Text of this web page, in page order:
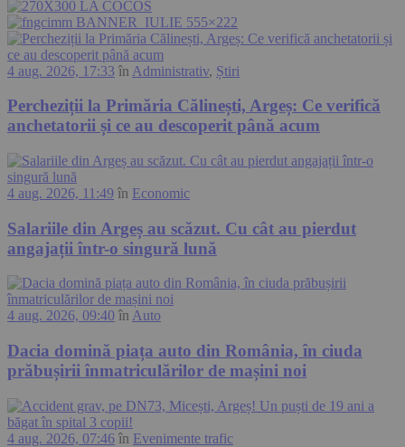
4 aug. 2026, 17:33 în Administrativ, Știri
Percheziții la Primăria Călinești, Argeș: Ce verifică
anchetatorii și ce au descoperit până acum
4 aug. 2026, 11:49 în Economic
Salariile din Argeș au scăzut. Cu cât au pierdut
angajații într-o singură lună
4 aug. 2026, 09:40 în Auto
Dacia domină piața auto din România, în ciuda
prăbușirii înmatriculărilor de mașini noi
4 aug. 2026, 07:46 în Evenimente trafic